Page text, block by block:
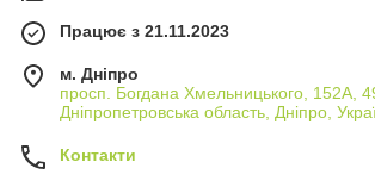
Працює з 21.11.2023
м. Дніпро
просп. Богдана Хмельницького, 152А,
Дніпропетровська область, Дніпро,
Контакти